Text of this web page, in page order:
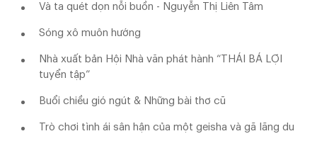
Và ta quét dọn nỗi buồn - Nguyễn Thị Liên Tâm
Sóng xô muôn hướng
Nhà xuất bản Hội Nhà văn phát hành “THÁI BÁ LỢI
tuyển tập”
Buổi chiều gió ngút & Những bài thơ cũ
Trò chơi tình ái sân hận của một geisha và gã lãng du